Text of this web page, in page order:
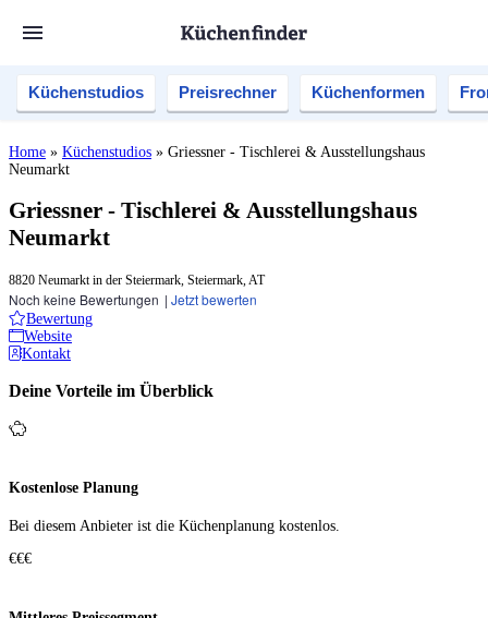
Küchenstudios Preisrechner Küchenformen
Home » Küchenstudios » Griessner - Tischlerei & Ausstellungshaus
Neumarkt
Griessner - Tischlerei & Ausstellungshaus
Neumarkt
8820 Neumarkt in der Steiermark, Steiermark, AT
Noch keine Bewertungen | Jetzt bewerten
Bewertung
Website
Kontakt
Deine Vorteile im Überblick
Kostenlose Planung
Bei diesem Anbieter ist die Küchen­planung kostenlos.
€€€